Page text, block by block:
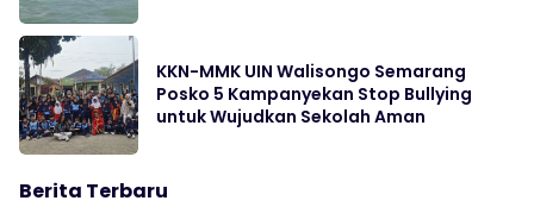
KKN-MMK UIN Walisongo Semarang
Posko 5 Kampanyekan Stop Bullying
untuk Wujudkan Sekolah Aman
Berita Terbaru